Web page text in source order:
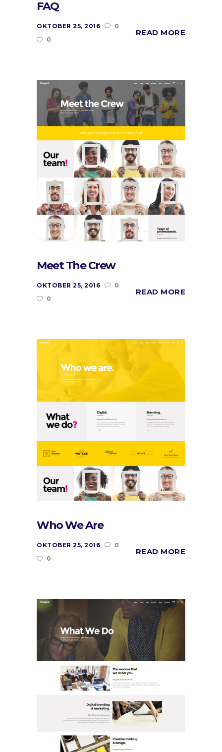
FAQ
OKTOBER 25, 2016
0
0
READ MORE
Meet The Crew
OKTOBER 25, 2016
0
0
READ MORE
Who We Are
OKTOBER 25, 2016
0
0
READ MORE